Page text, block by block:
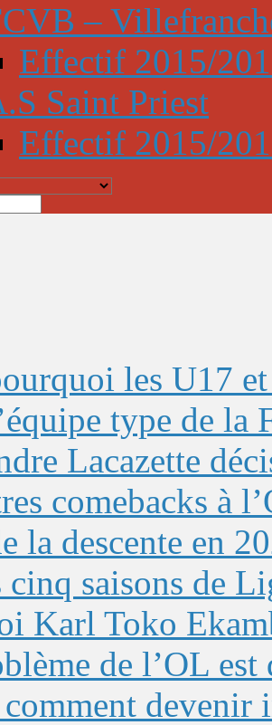
–
Effectif 2015/
Saint Priest
Effectif 2015/
les U17
type de la
Lacazette
comebacks à
la descente en
cinq saisons de
Karl Toko
de l’OL
devenir